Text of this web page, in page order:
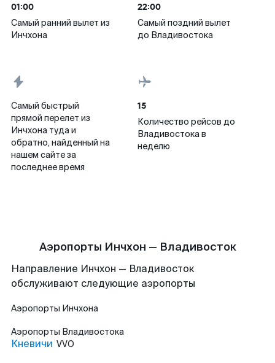
01:00
Самый ранний вылет из
Инчхона
22:00
Самый поздний вылет
до Владивостока
Самый быстрый
прямой перелет из
Инчхона туда и
обратно, найденный на
нашем сайте за
последнее время
15
Количество рейсов до
Владивостока в
неделю
Аэропорты Инчхон — Владивосток
Направление Инчхон — Владивосток
обслуживают следующие аэропорты
Аэропорты Инчхона
Аэропорты Владивостока
Кневичи VVO